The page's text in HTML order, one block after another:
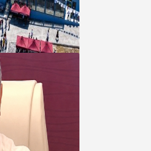
tesis